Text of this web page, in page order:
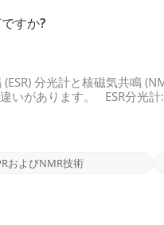
すか?
分光計と核磁気共鳴
いがあります。 ESR分光
ネルギー レベルを分割し
およびNMR技術